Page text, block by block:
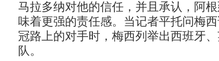
马拉多纳对他的信任，并且承认，阿
味着更强的责任感。当记者平托问梅
冠路上的对手时，梅西列举出西班牙
队。